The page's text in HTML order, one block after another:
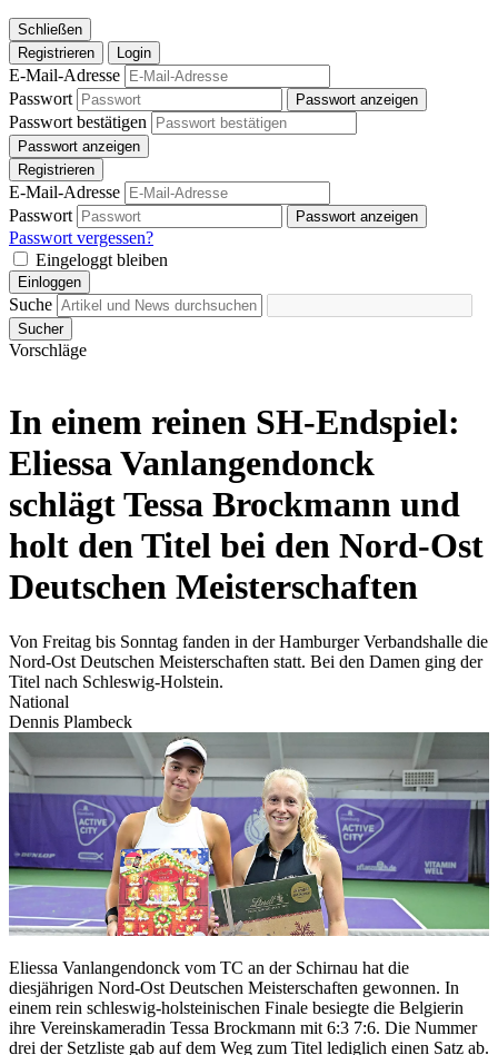
Schließen
Registrieren
Login
E-Mail-Adresse
Passwort
Passwort anzeigen
Passwort bestätigen
Passwort anzeigen
Registrieren
E-Mail-Adresse
Passwort
Passwort anzeigen
Passwort vergessen?
Eingeloggt bleiben
Einloggen
Suche
Sucher
Vorschläge
In einem reinen SH-Endspiel:
Eliessa Vanlangendonck
schlägt Tessa Brockmann und
holt den Titel bei den Nord-Ost
Deutschen Meisterschaften
Von Freitag bis Sonntag fanden in der Hamburger Verbandshalle die
Nord-Ost Deutschen Meisterschaften statt. Bei den Damen ging der
Titel nach Schleswig-Holstein.
National
Dennis Plambeck
Eliessa Vanlangendonck vom TC an der Schirnau hat die
diesjährigen Nord-Ost Deutschen Meisterschaften gewonnen. In
einem rein schleswig-holsteinischen Finale besiegte die Belgierin
ihre Vereinskameradin Tessa Brockmann mit 6:3 7:6. Die Nummer
drei der Setzliste gab auf dem Weg zum Titel lediglich einen Satz ab.